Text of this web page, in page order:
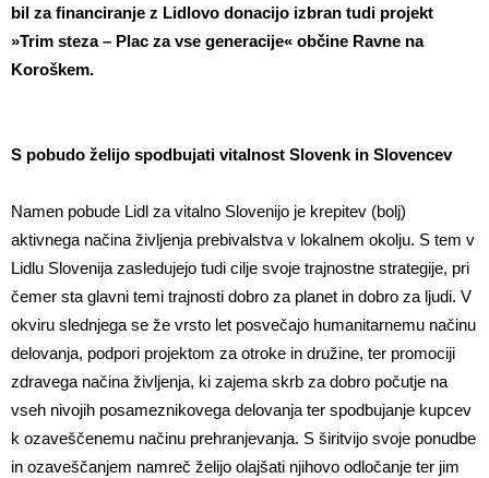
bil za financiranje z Lidlovo donacijo izbran tudi projekt
»Trim steza – Plac za vse generacije« občine Ravne na
Koroškem.
S pobudo želijo spodbujati vitalnost Slovenk in Slovencev
Namen pobude Lidl za vitalno Slovenijo je krepitev (bolj)
aktivnega načina življenja prebivalstva v lokalnem okolju. S tem v
Lidlu Slovenija zasledujejo tudi cilje svoje trajnostne strategije, pri
čemer sta glavni temi trajnosti dobro za planet in dobro za ljudi. V
okviru slednjega se že vrsto let posvečajo humanitarnemu načinu
delovanja, podpori projektom za otroke in družine, ter promociji
zdravega načina življenja, ki zajema skrb za dobro počutje na
vseh nivojih posameznikovega delovanja ter spodbujanje kupcev
k ozaveščenemu načinu prehranjevanja. S širitvijo svoje ponudbe
in ozaveščanjem namreč želijo olajšati njihovo odločanje ter jim